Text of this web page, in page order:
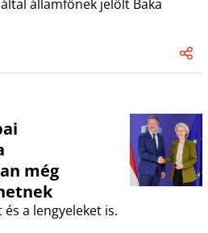
államfőnek jelölt Baka
még
a lengyeleket is.